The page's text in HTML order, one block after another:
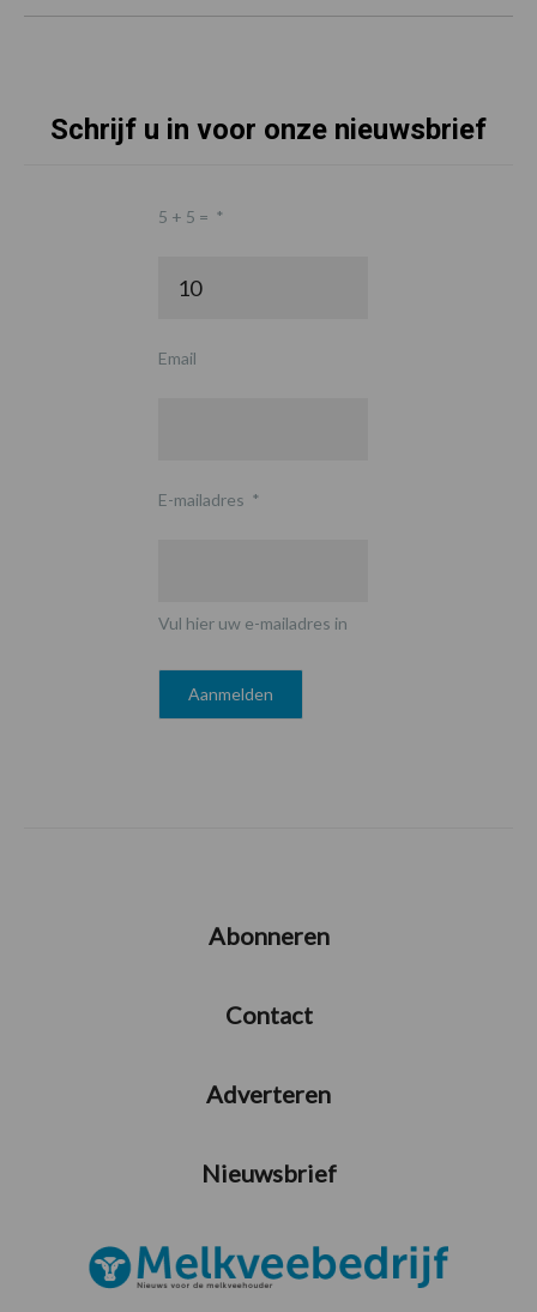
Schrijf u in voor onze nieuwsbrief
5 + 5 = *
Email
E-mailadres *
Vul hier uw e-mailadres in
Abonneren
Contact
Adverteren
Nieuwsbrief